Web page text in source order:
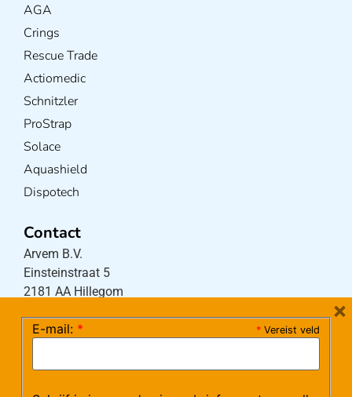
AGA
Crings
Rescue Trade
Actiomedic
Schnitzler
ProStrap
Solace
Aquashield
Dispotech
Contact
Arvem B.V.
Einsteinstraat 5
2181 AA Hillegom
(maandag – donderdag 08:30-17:15 uur / vrijdag
* Vereist veld
E-mail: *
×